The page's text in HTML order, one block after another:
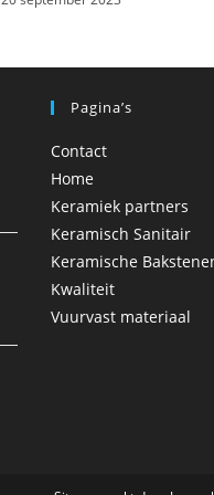
Pagina’s
Contact
Home
Keramiek partners
Keramisch Sanitair
Keramische
Kwaliteit
Vuurvast materiaal